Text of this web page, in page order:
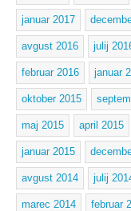
januar 2017
avgust 2016 julij
februar 2016 januar
oktober 2015
maj 2015 april 2015
januar 2015
avgust 2014 julij
marec 2014 februar